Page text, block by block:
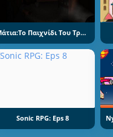
Μάτια:Το Παιχνίδι Του Τρόμου
Sonic RPG: Eps 8